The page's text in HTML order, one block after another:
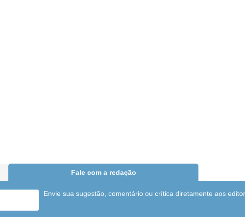
Fale com a redação
Envie sua sugestão, comentário ou crítica diretamente aos